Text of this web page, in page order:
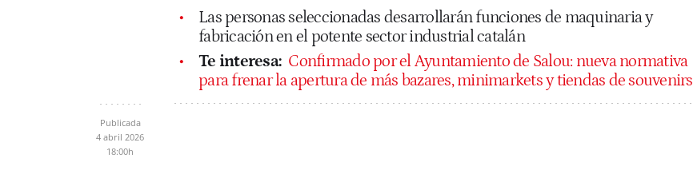
Las personas seleccionadas desarrollarán funciones de maquinaria y
fabricación en el potente sector industrial catalán
Te interesa: Confirmado por el Ayuntamiento de Salou: nueva normativa
para frenar la apertura de más bazares, minimarkets y tiendas de souvenirs
Publicada
4 abril 2026
18:00h